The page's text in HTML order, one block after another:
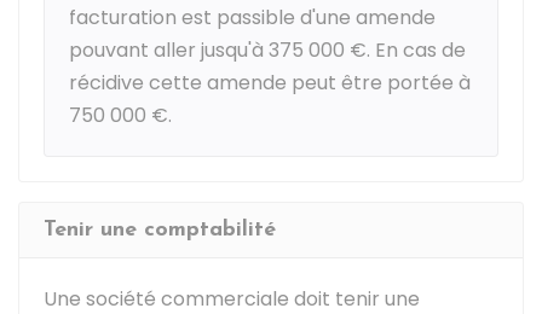
facturation est passible d'une amende
pouvant aller jusqu'à 375 000 €. En cas de
récidive cette amende peut être portée à
750 000 €.
Tenir une comptabilité
Une société commerciale doit tenir une